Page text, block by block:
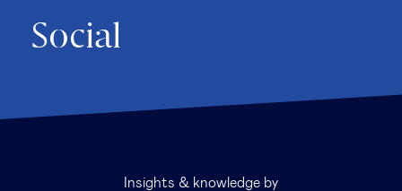
Social
Insights & knowledge by